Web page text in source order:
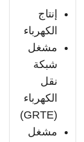
إنتاج
الكهرباء
مشغل
شبكة
نقل
الكهرباء
(GRTE)
مشغل